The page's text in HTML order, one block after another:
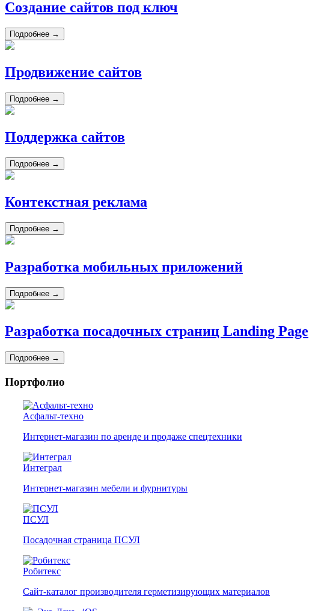
Создание сайтов под ключ
Подробнее →
Продвижение сайтов
Подробнее →
Поддержка сайтов
Подробнее →
Контекстная реклама
Подробнее →
Разработка мобильных приложений
Подробнее →
Разработка посадочных страниц Landing Page
Подробнее →
Портфолио
Асфальт-техно
Интернет-магазин по аренде и продаже спецтехники
Интеграл
Интернет-магазин мебели и фурнитуры
ПСУЛ
Посадочная страница ПСУЛ
Робитекс
Сайт-каталог производителя герметизирующих материалов